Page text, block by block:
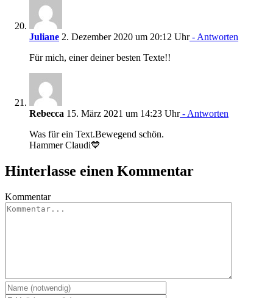
Juliane 2. Dezember 2020 um 20:12 Uhr- Antworten
Für mich, einer deiner besten Texte!!
Rebecca 15. März 2021 um 14:23 Uhr- Antworten
Was für ein Text.Bewegend schön.
Hammer Claudi💙
Hinterlasse einen Kommentar
Kommentar